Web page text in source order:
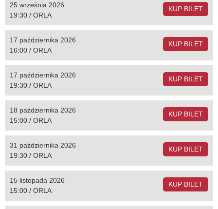
25 września 2026
19:30 / ORLA
KUP BILET
17 października 2026
16:00 / ORLA
KUP BILET
17 października 2026
19:30 / ORLA
KUP BILET
18 października 2026
15:00 / ORLA
KUP BILET
31 października 2026
19:30 / ORLA
KUP BILET
15 listopada 2026
15:00 / ORLA
KUP BILET